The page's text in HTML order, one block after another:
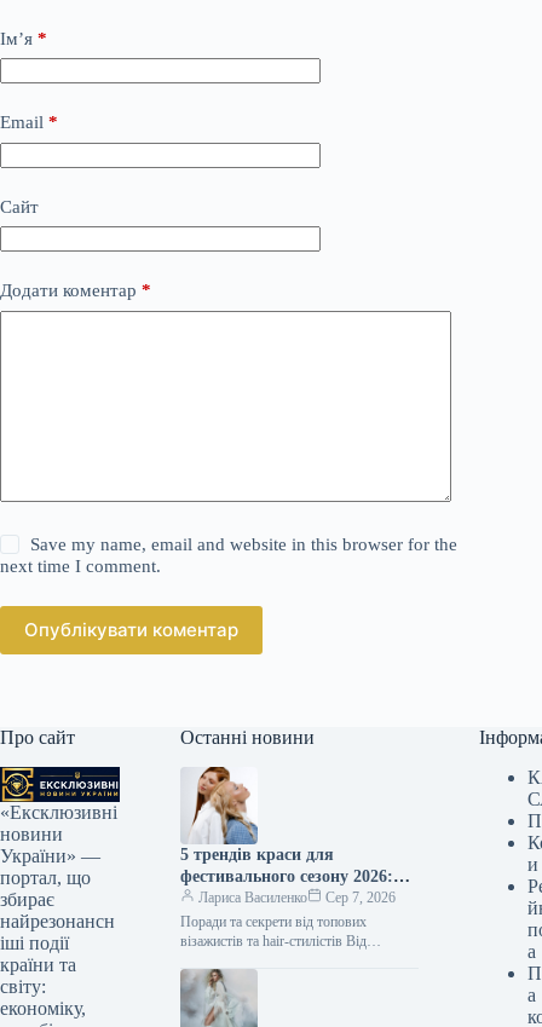
Ім’я *
Email *
Сайт
Додати коментар *
Save my name, email and website in this browser for the
next time I comment.
Опублікувати коментар
Про сайт
«Ексклюзивні
новини
України» —
портал, що
збирає
найрезонансн
іші події
країни та
світу:
економіку,
Останні новини
5 трендів краси для
фестивального сезону 2026:
сміливий макіяж, блискітки
та актуальні зачіски
Лариса Василенко
Сер 7, 2026
Поради та секрети від топових
візажистів та hair-стилістів Від
недбалих локонів та розмитого
ягідного тинту:…
и
а
а